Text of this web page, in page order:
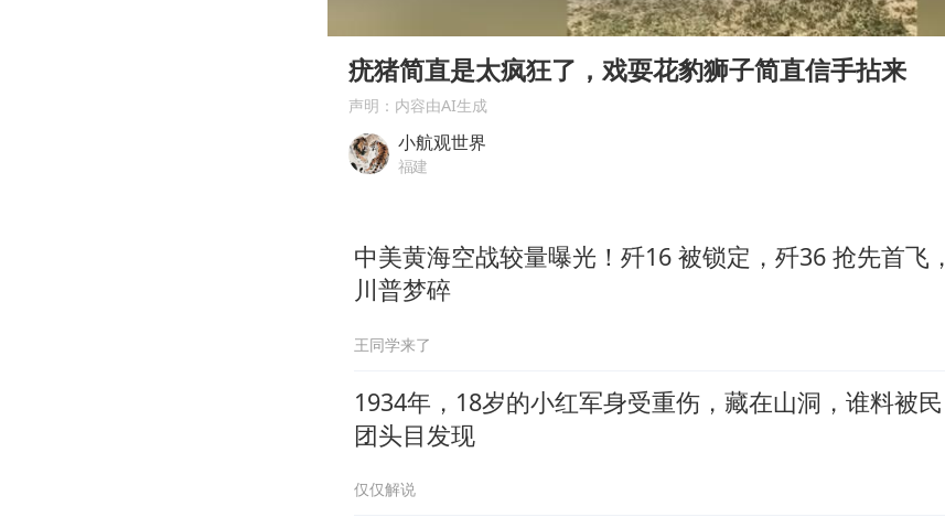
杭州全市有序停课
36岁男演员成景区NPC后人气爆棚
老挝国会主席赛宋蓬逝世
疣猪简直是太疯狂了，戏耍花豹狮子简直信手拈来
声明：内容由AI生成
小航观世界
福建
中美黄海空战较量曝光！歼16 被锁定，歼36 抢先首飞，
川普梦碎
王同学来了
1934年，18岁的小红军身受重伤，藏在山洞，谁料被民
团头目发现
仅仅解说